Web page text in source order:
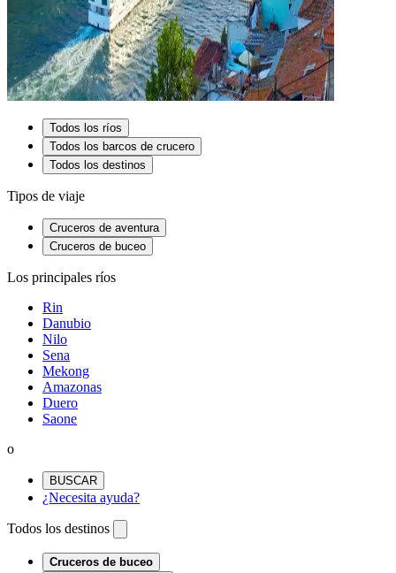
Todos los ríos
Todos los barcos de crucero
Todos los destinos
Tipos de viaje
Cruceros de aventura
Cruceros de buceo
Los principales ríos
Rin
Danubio
Nilo
Sena
Mekong
Amazonas
Duero
Saone
o
BUSCAR
¿Necesita ayuda?
Todos los destinos
Cruceros de buceo